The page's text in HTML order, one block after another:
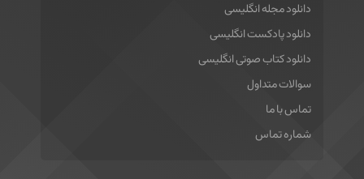
دانلود مجله انگلیسی
دانلود پادکست انگلیسی
دانلود کتاب صوتی انگلیسی
سوالات متداول
تماس با ما
شماره تماس